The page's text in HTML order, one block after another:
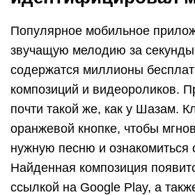
Популярное мобильное
звучащую мелодию за
содержатся миллионы
композиций и видеороликов.
почти такой же, как у Шазам.
оранжевой кнопке, чтобы
нужную песню и ознакомиться
Найденная композиция
ссылкой на Google Play, а